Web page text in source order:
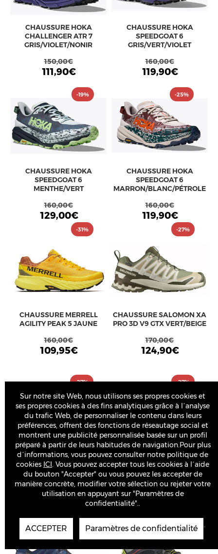
CHAUSSURE HOKA
CHALLENGER ATR 7
GRIS/VIOLET/NONIR
150,00€
111,90€
CHAUSSURE HOKA
SPEEDGOAT 6
GRIS/VERT/VIOLET
160,00€
119,90€
CHAUSSURE HOKA
SPEEDGOAT 6
MENTHE/VERT
160,00€
-19%
129,00€
CHAUSSURE HOKA
SPEEDGOAT 6
MARRON/BLANC/PÉTROLE
160,00€
-25%
119,90€
CHAUSSURE MERRELL
AGILITY PEAK 5 JAUNE
160,00€
-31%
109,95€
CHAUSSURE SALOMON XA
PRO 3D V9 GTX VERT/BEIGE
170,00€
-27%
124,90€
CHAUSSURE SALOMON XA
PRO 3D V9 GTX
BLEU/BEIGE/BLANC
170,00€
-27%
CHAUSSURE SALOMON XA
PRO 3D V9 GTX
GRIS/CARRELAGE
170,00€
-27%
-20% -10%
Sur notre site Web, nous utilisons ses propres cookies et
ses propres cookies à des fins analytiques grâce à l´analyse
du trafic Web, de personnaliser le contenu dans leurs
préférences, offrent des fonctions de réseautage social et
montrent une publicité personnalisée basée sur un profil
préparé à partir de leurs habitudes de navigation.Pour plus
d´informations, vous pouvez consulter notre politique de
cookies ICI. Vous pouvez accepter tous les cookies à l´aide
du bouton "Accepter" ou vous pouvez les accepter de
manière concrète, modifier votre sélection ou rejeter votre
utilisation en appuyant sur "Paramètres de
confidentialité"..
ACCEPTER Paramètres de confidentialité "